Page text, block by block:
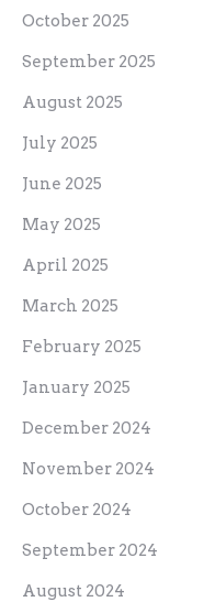
October 2025
September 2025
August 2025
July 2025
June 2025
May 2025
April 2025
March 2025
February 2025
January 2025
December 2024
November 2024
October 2024
September 2024
August 2024